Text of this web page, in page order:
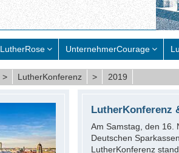
LutherRose UnternehmerCourage
> LutherKonferenz > 2019
LutherKonferenz
Am Samstag, den 16.
Deutschen
LutherKonferenz